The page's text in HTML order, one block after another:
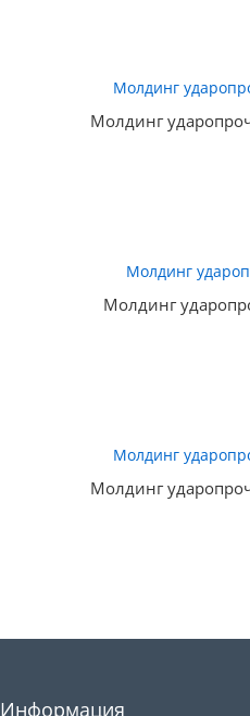
Молдинг
Молдинг
Молдинг
Информация